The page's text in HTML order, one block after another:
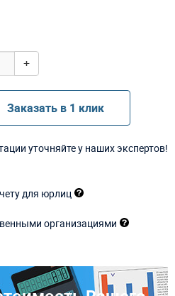
+
Заказать в 1 клик
уточняйте у наших экспертов!
для юрлиц
организациями